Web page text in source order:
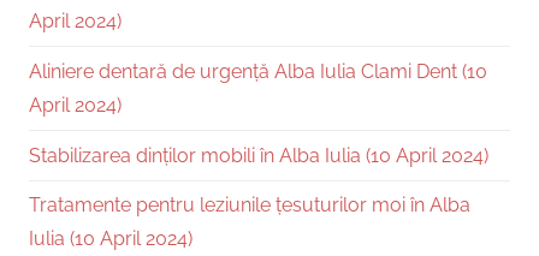
April 2024)
Aliniere dentară de urgență Alba Iulia Clami Dent (10
April 2024)
Stabilizarea dinților mobili în Alba Iulia (10 April 2024)
Tratamente pentru leziunile țesuturilor moi în Alba
Iulia (10 April 2024)